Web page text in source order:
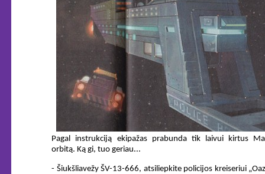
Pagal instrukciją ekipažas prabunda tik laivui kirtus
orbitą. Ką gi, tuo geriau...
- Šiukšliavežy ŠV-13-666, atsiliepkite policijos kreiseriui